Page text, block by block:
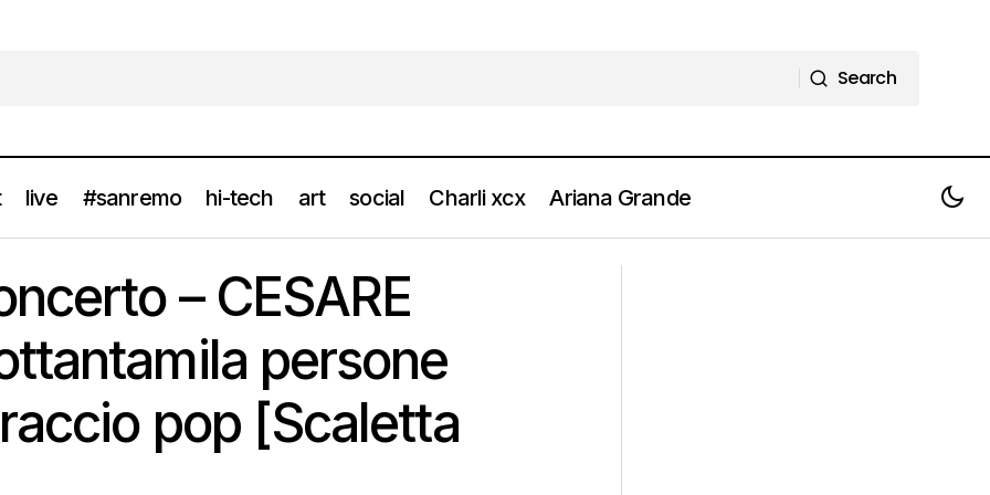
Search
live #sanremo hi-tech art social Charli xcx Ariana Grande
concerto – CESARE CREMONINI: ottantamila persone dentro un abbraccio
e Info]
– CESARE
persone
pop [Scaletta